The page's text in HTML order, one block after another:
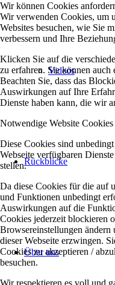
Videos
Rückblicke
Über uns
Wir können Cookies
Wir verwenden Cookies, um
Websites besuchen, wie Sie
verbessern und Ihre
Klicken Sie auf die
zu erfahren. Sie können
Beachten Sie, dass das
Auswirkungen auf Ihre
Dienste haben kann, die wir
Notwendige Website Cookies
Diese Cookies sind
Webseite verfügbaren
stellen.
Da diese Cookies für die auf
und Funktionen unbedingt
Auswirkungen auf die
Cookies jederzeit blockieren
Browsereinstellungen
dieser Webseite erzwingen.
Cookies zu akzeptieren /
besuchen.